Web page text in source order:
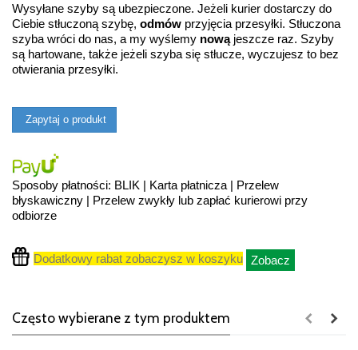
Wysyłane szyby są ubezpieczone. Jeżeli kurier dostarczy do
Ciebie stłuczoną szybę, odmów przyjęcia przesyłki. Stłuczona
szyba wróci do nas, a my wyślemy nowąjeszcze raz. Szyby
są hartowane, także jeżeli szyba się stłucze, wyczujesz to bez
otwierania przesyłki.
Zapytaj o produkt
Sposoby płatności: BLIK | Karta płatnicza | Przelew
błyskawiczny | Przelew zwykły lub zapłać kurierowi przy
odbiorze
Dodatkowy rabat zobaczysz w koszyku Zobacz
Często wybierane z tym produktem